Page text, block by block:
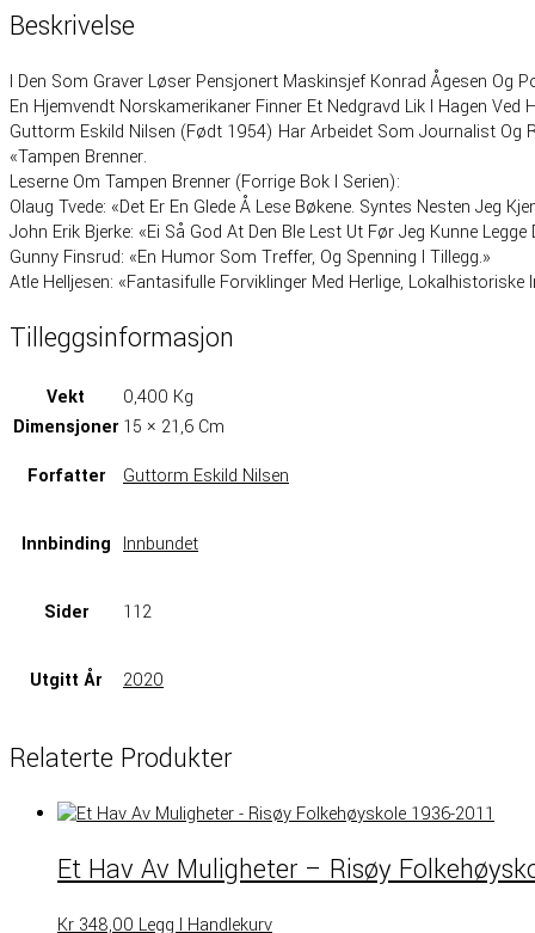
Beskrivelse
I Den Som Graver Løser Pensjonert Maskinsjef Konrad Ågesen Og
En Hjemvendt Norskamerikaner Finner Et Nedgravd Lik I Hagen
Guttorm Eskild Nilsen (født 1954) Har Arbeidet Som Journalist Og
«Tampen Brenner.
Leserne Om Tampen Brenner (Forrige Bok I Serien):
Olaug Tvede: «Det Er En Glede Å Lese Bøkene. Syntes Nesten Jeg
John Erik Bjerke: «Ei Så God At Den Ble Lest Ut Før Jeg Kunne Legge
Gunny Finsrud: «En Humor Som Treffer, Og Spenning I Tillegg.»
Atle Helljesen: «Fantasifulle Forviklinger Med Herlige, Lokalhistoriske
Tilleggsinformasjon
Vekt
0,400 Kg
Dimensjoner 15 × 21,6 Cm
Forfatter
Guttorm Eskild Nilsen
Innbinding Innbundet
Sider 112
Utgitt År 2020
Relaterte Produkter
Et Hav Av Muligheter – Risøy
Kr 348,00 Legg I Handlekurv
Innleggsnavigasjon